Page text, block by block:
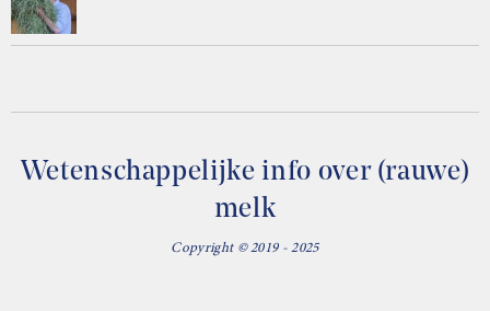
Wetenschappelijke info over (rauwe)
melk
Copyright © 2019 - 2025